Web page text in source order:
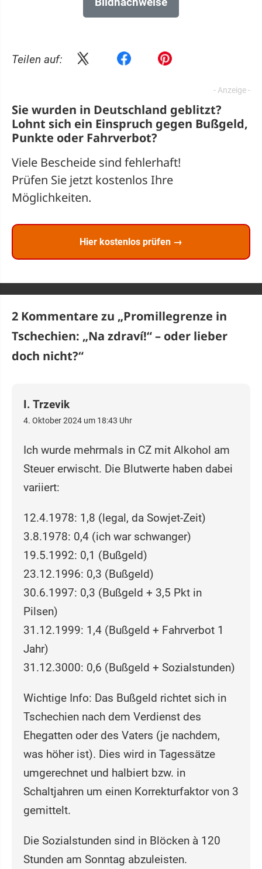
Teilen auf:
Sie wurden in Deutschland geblitzt?
Lohnt sich ein Einspruch gegen Bußgeld,
Punkte oder Fahrverbot?
Viele Bescheide sind fehlerhaft!
Prüfen Sie jetzt kostenlos Ihre
Möglichkeiten.
Hier kostenlos prüfen →
2 Kommentare zu „Promillegrenze in
Tschechien: „Na zdraví!“ – oder lieber
doch nicht?“
I. Trzevik
4. Oktober 2024 um 18:43 Uhr
Ich wurde mehrmals in CZ mit Alkohol am
Steuer erwischt. Die Blutwerte haben dabei
variiert:
12.4.1978: 1,8 (legal, da Sowjet-Zeit)
3.8.1978: 0,4 (ich war schwanger)
19.5.1992: 0,1 (Bußgeld)
23.12.1996: 0,3 (Bußgeld)
30.6.1997: 0,3 (Bußgeld + 3,5 Pkt in
Pilsen)
31.12.1999: 1,4 (Bußgeld + Fahrverbot 1
Jahr)
31.12.3000: 0,6 (Bußgeld + Sozialstunden)
Wichtige Info: Das Bußgeld richtet sich in
Tschechien nach dem Verdienst des
Ehegatten oder des Vaters (je nachdem,
was höher ist). Dies wird in Tagessätze
umgerechnet und halbiert bzw. in
Schaltjahren um einen Korrekturfaktor von 3
gemittelt.
Die Sozialstunden sind in Blöcken à 120
Stunden am Sonntag abzuleisten.